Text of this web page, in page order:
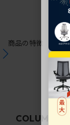
商品の特徴
COLUMN 関